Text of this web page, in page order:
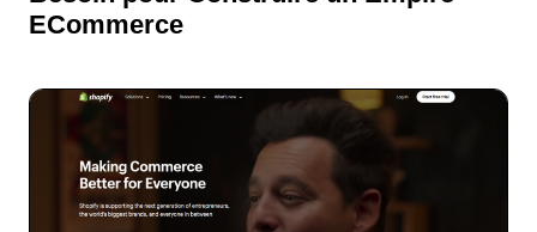
ECommerce